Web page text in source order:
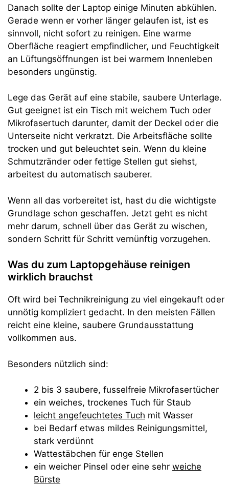
Danach sollte der Laptop einige Minuten abkühlen.
Gerade wenn er vorher länger gelaufen ist, ist es
sinnvoll, nicht sofort zu reinigen. Eine warme
Oberfläche reagiert empfindlicher, und Feuchtigkeit
an Lüftungsöffnungen ist bei warmem Innenleben
besonders ungünstig.
Lege das Gerät auf eine stabile, saubere Unterlage.
Gut geeignet ist ein Tisch mit weichem Tuch oder
Mikrofasertuch darunter, damit der Deckel oder die
Unterseite nicht verkratzt. Die Arbeitsfläche sollte
trocken und gut beleuchtet sein. Wenn du kleine
Schmutzränder oder fettige Stellen gut siehst,
arbeitest du automatisch sauberer.
Wenn all das vorbereitet ist, hast du die wichtigste
Grundlage schon geschaffen. Jetzt geht es nicht
mehr darum, schnell über das Gerät zu wischen,
sondern Schritt für Schritt vernünftig vorzugehen.
Was du zum Laptopgehäuse reinigen
wirklich brauchst
Oft wird bei Technikreinigung zu viel eingekauft oder
unnötig kompliziert gedacht. In den meisten Fällen
reicht eine kleine, saubere Grundausstattung
vollkommen aus.
Besonders nützlich sind:
2 bis 3 saubere, fusselfreie Mikrofasertücher
ein weiches, trockenes Tuch für Staub
leicht angefeuchtetes Tuch mit Wasser
bei Bedarf etwas mildes Reinigungsmittel,
stark verdünnt
Wattestäbchen für enge Stellen
ein weicher Pinsel oder eine sehr weiche
Bürste